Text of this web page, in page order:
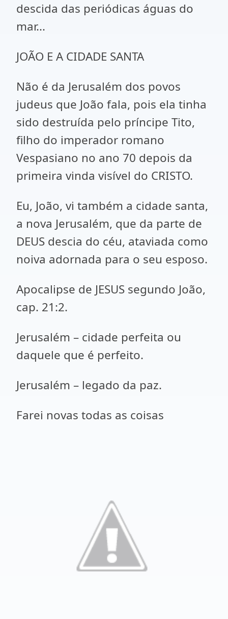
descida das periódicas águas do
mar...
JOÃO E A CIDADE SANTA
Não é da Jerusalém dos povos
judeus que João fala, pois ela tinha
sido destruída pelo príncipe Tito,
filho do imperador romano
Vespasiano no ano 70 depois da
primeira vinda visível do CRISTO.
Eu, João, vi também a cidade santa,
a nova Jerusalém, que da parte de
DEUS descia do céu, ataviada como
noiva adornada para o seu esposo.
Apocalipse de JESUS segundo João,
cap. 21:2.
Jerusalém – cidade perfeita ou
daquele que é perfeito.
Jerusalém – legado da paz.
Farei novas todas as coisas